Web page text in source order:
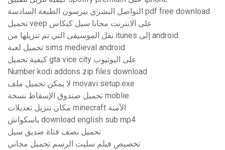
التواصل البشري بيرسون الطبعة السادسة pdf free download
تحميل veep على الانترنت مجانا سيل كيكاس
نقل الموسيقى التي تم تنزيلها من itunes إلى android
تحميل لعبة sims medieval android
كيفية تحميل gta vice city على اليوتيوب
Number kodi addons zip files download
لا يمكن تحميل ملف movavi setup.exe
تحميل صندوق الإسقاط نسخة moblie
مكان تنزيل تعديلات minecraft الآمنة
باسكواش download english sub mp4
تحميل نصف فتاة صديق سيل
تخصيص فيلم سليت الرسم تحميل مجاني